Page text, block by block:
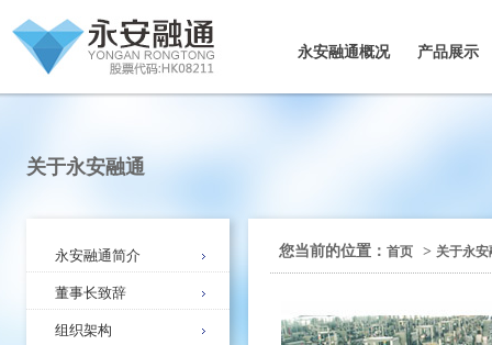
永安融通概况 产品展示
关于永安融通
永安融通简介
董事长致辞
组织架构
您当前的位置： 首页 > 关于永安